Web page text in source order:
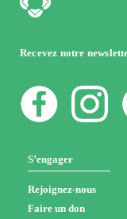
Recevez notre
S’engager
Rejoignez-nous
Faire un don